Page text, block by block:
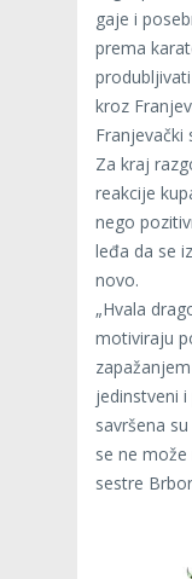
gaje i
prema
kroz
Franjevački
Za kraj
reakcije
nego
leđa da se
novo.
„Hvala
motiviraju
jedinstveni
savršena
se ne može
sestre